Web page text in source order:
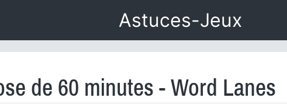
Astuces-Jeux
de 60 minutes - Word Lanes